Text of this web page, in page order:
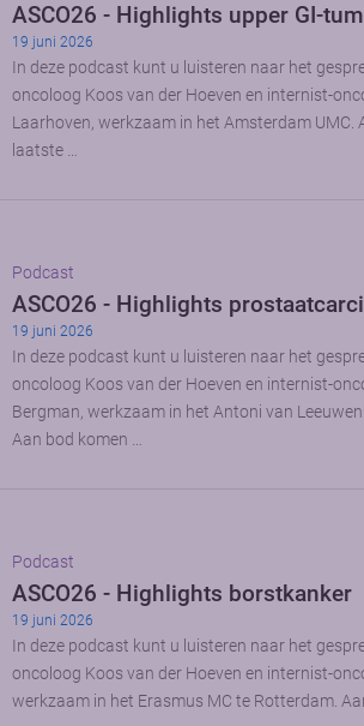
ASCO26 - Highlights upper GI-
19 juni 2026
In deze podcast kunt u luisteren naar het
oncoloog Koos van der Hoeven en internist-
Laarhoven, werkzaam in het Amsterdam UMC.
laatste …
Podcast
ASCO26 - Highlights
19 juni 2026
In deze podcast kunt u luisteren naar het
oncoloog Koos van der Hoeven en internist-
Bergman, werkzaam in het Antoni van
Aan bod komen …
Podcast
ASCO26 - Highlights borstkanker
19 juni 2026
In deze podcast kunt u luisteren naar het
oncoloog Koos van der Hoeven en internist-
werkzaam in het Erasmus MC te Rotterdam.